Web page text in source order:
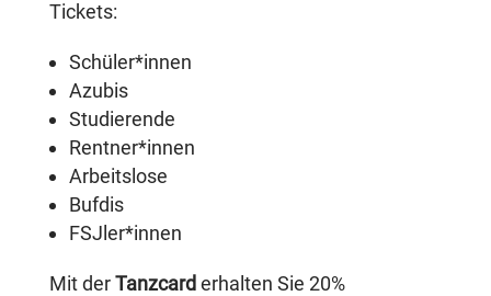
Tickets:
Schüler*innen
Azubis
Studierende
Rentner*innen
Arbeitslose
Bufdis
FSJler*innen
Mit derTanzcard erhalten Sie 20%